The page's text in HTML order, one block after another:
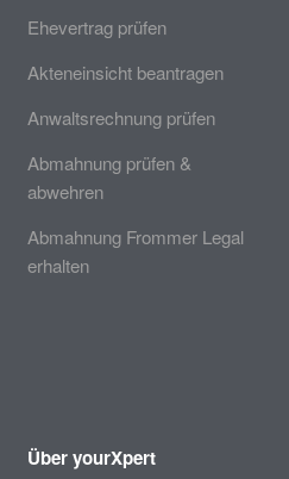
Ehevertrag prüfen
Akteneinsicht beantragen
Anwaltsrechnung prüfen
Abmahnung prüfen &
abwehren
Abmahnung Frommer Legal
erhalten
Über yourXpert